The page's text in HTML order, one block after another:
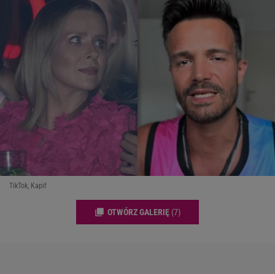
TikTok, Kapif
OTWÓRZ GALERIĘ (7)